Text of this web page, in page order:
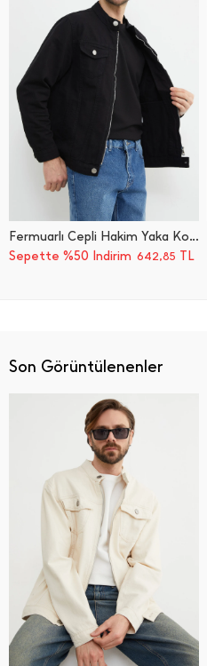
Fermuarlı Cepli Hakim Yaka Kot Ceket
Sepette %50 İndirim 642,85 TL
Son Görüntülenenler